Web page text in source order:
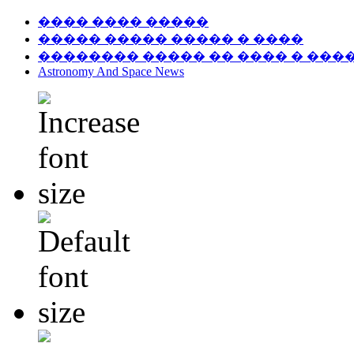
���� ���� �����
����� ����� ����� � ����
�������� ����� �� ���� �
Astronomy And Space News